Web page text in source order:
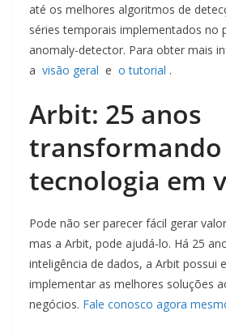
até os melhores algoritmos de
séries temporais implementados no
anomaly-detector. Para obter mais
a visão geral e o tutorial .
Arbit: 25 anos
transformando
tecnologia em
Pode não ser parecer fácil gerar
mas a Arbit, pode ajudá-lo. Há 25
inteligência de dados, a Arbit possui
implementar as melhores soluções
negócios. Fale conosco agora